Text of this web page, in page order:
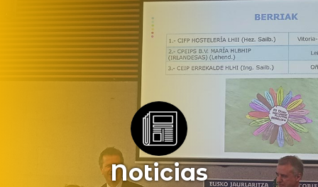
Noticias